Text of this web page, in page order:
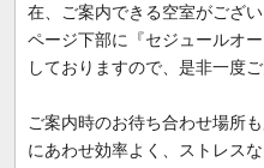
在、ご案内できる空室がござい
ページ下部に『セジュールオ
しておりますので、是非一度
ご案内時のお待ち合わせ場所
にあわせ効率よく、ストレス